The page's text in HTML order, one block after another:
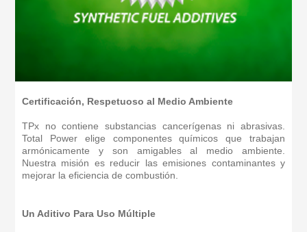
Certificación, Respetuoso al Medio Ambiente
TPx no contiene substancias cancerígenas ni abrasivas.
Total Power elige componentes químicos que trabajan
armónicamente y son amigables al medio ambiente.
Nuestra misión es reducir las emisiones contaminantes y
mejorar la eficiencia de combustión.
Un Aditivo Para Uso Múltiple